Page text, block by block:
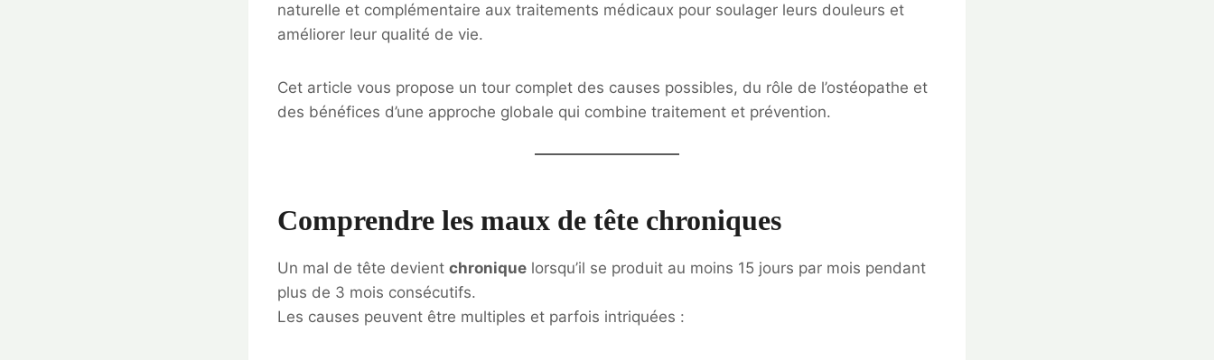
naturelle et complémentaire aux traitements médicaux pour soulager leurs douleurs et
améliorer leur qualité de vie.
Cet article vous propose un tour complet des causes possibles, du rôle de l’ostéopathe et
des bénéfices d’une approche globale qui combine traitement et prévention.
Comprendre les maux de tête chroniques
Un mal de tête devient chronique lorsqu’il se produit au moins 15 jours par mois pendant
plus de 3 mois consécutifs.
Les causes peuvent être multiples et parfois intriquées :